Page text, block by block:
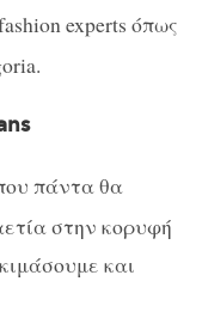
experts όπως
πάντα θα
στην κορυφή
και